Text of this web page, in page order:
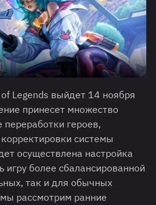
Legends выйдет 14 ноября
принесет множество
героев,
системы
осуществлена настройка
игру более сбалансированной
так и для обычных
рассмотрим ранние